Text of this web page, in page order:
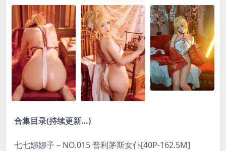
合集目录(持续更新…)
七七娜娜子 – NO.015 普利茅斯女仆[40P-162.5M]